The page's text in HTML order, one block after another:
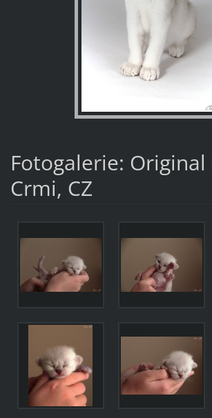
Fotogalerie: Original
Crmi, CZ